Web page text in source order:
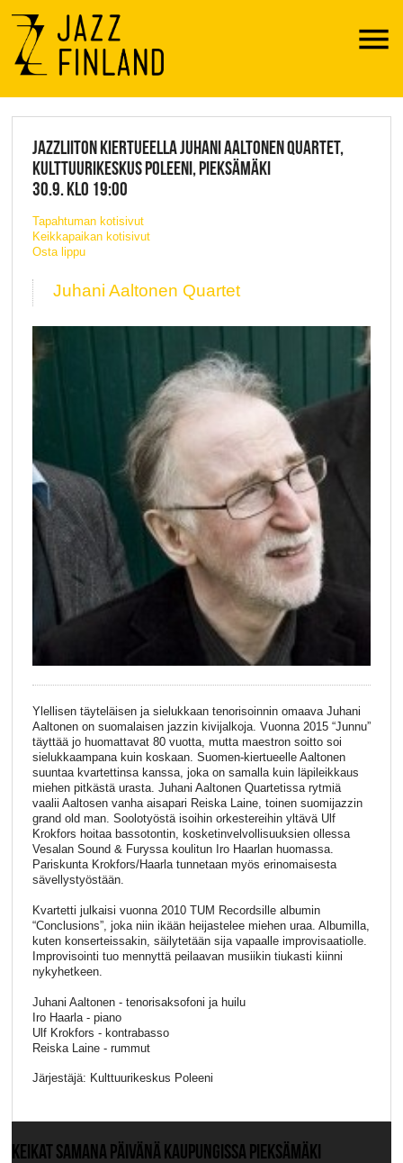
Menu
JAZZ FINLAND LIVE
JAZZLIITON KIERTUEELLA JUHANI AALTONEN QUARTET,
KULTTUURIKESKUS POLEENI, PIEKSÄMÄKI
30.9. KLO 19:00
Tapahtuman kotisivut
Keikkapaikan kotisivut
Osta lippu
Juhani Aaltonen Quartet
Ylellisen täyteläisen ja sielukkaan tenorisoinnin omaava Juhani
Aaltonen on suomalaisen jazzin kivijalkoja. Vuonna 2015 “Junnu”
täyttää jo huomattavat 80 vuotta, mutta maestron soitto soi
sielukkaampana kuin koskaan. Suomen-kiertueelle Aaltonen
suuntaa kvartettinsa kanssa, joka on samalla kuin läpileikkaus
miehen pitkästä urasta. Juhani Aaltonen Quartetissa rytmiä
vaalii Aaltosen vanha aisapari Reiska Laine, toinen suomijazzin
grand old man. Soolotyöstä isoihin orkestereihin yltävä Ulf
Krokfors hoitaa bassotontin, kosketinvelvollisuuksien ollessa
Vesalan Sound & Furyssa koulitun Iro Haarlan huomassa.
Pariskunta Krokfors/Haarla tunnetaan myös erinomaisesta
sävellystyöstään.
Kvartetti julkaisi vuonna 2010 TUM Recordsille albumin
“Conclusions”, joka niin ikään heijastelee miehen uraa. Albumilla,
kuten konserteissakin, säilytetään sija vapaalle improvisaatiolle.
Improvisointi tuo mennyttä peilaavan musiikin tiukasti kiinni
nykyhetkeen.
Juhani Aaltonen - tenorisaksofoni ja huilu
Iro Haarla - piano
Ulf Krokfors - kontrabasso
Reiska Laine - rummut
Järjestäjä: Kulttuurikeskus Poleeni
KEIKAT SAMANA PÄIVÄNÄ KAUPUNGISSA PIEKSÄMÄKI